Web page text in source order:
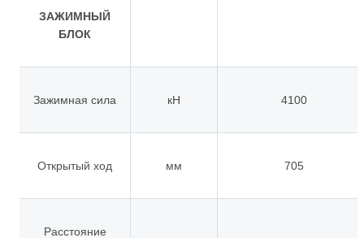
ЗАЖИМНЫЙ
БЛОК
Зажимная сила кН 4100
Открытый ход мм 705
Расстояние